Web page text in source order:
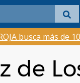
busca más de
de